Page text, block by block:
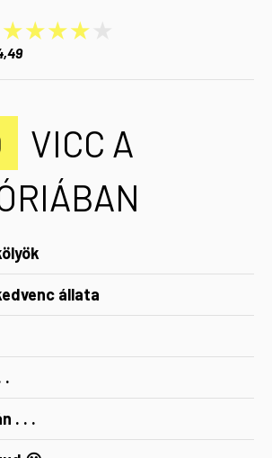
★
★
★
★
VICC A
állata
.
. . .